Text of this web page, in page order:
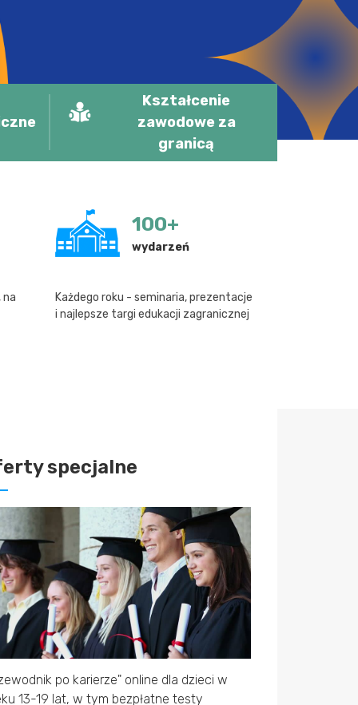
Kształcenie
zawodowe za
granicą
na
100+
wydarzeń
Każdego roku - seminaria, prezentacje
i najlepsze targi edukacji zagranicznej
specjalne
po karierze" online dla dzieci w
13-19 lat, w tym bezpłatne testy